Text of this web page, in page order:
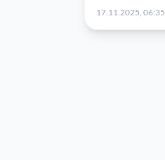
17.11.2025, 06:35